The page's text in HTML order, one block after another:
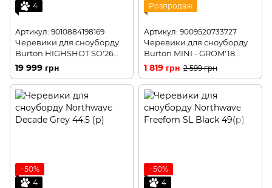
4
Артикул: 9010884198169
Черевики для сноуборду
Burton HIGHSHOT SO'26
gray cloud 7,0
19 999 грн
Розпродаж
Артикул: 9009520733727
Черевики для сноуборду
Burton MINI - GROM'18
white/purple
1 819 грн 2 599 грн
−50%
4
−50%
4